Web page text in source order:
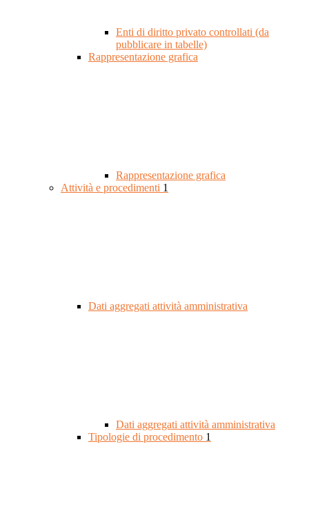
Enti di diritto privato controllati (da
pubblicare in tabelle)
Rappresentazione grafica
Rappresentazione grafica
Attività e procedimenti 1
Dati aggregati attività amministrativa
Dati aggregati attività amministrativa
Tipologie di procedimento 1